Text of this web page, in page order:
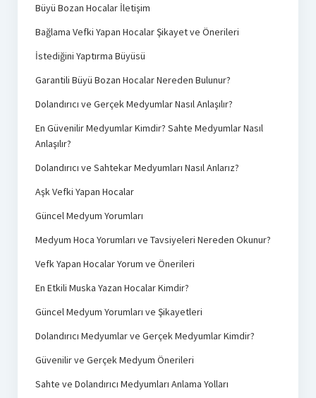
Büyü Bozan Hocalar İletişim
Bağlama Vefki Yapan Hocalar Şikayet ve Önerileri
İstediğini Yaptırma Büyüsü
Garantili Büyü Bozan Hocalar Nereden Bulunur?
Dolandırıcı ve Gerçek Medyumlar Nasıl Anlaşılır?
En Güvenilir Medyumlar Kimdir? Sahte Medyumlar Nasıl
Anlaşılır?
Dolandırıcı ve Sahtekar Medyumları Nasıl Anlarız?
Aşk Vefki Yapan Hocalar
Güncel Medyum Yorumları
Medyum Hoca Yorumları ve Tavsiyeleri Nereden Okunur?
Vefk Yapan Hocalar Yorum ve Önerileri
En Etkili Muska Yazan Hocalar Kimdir?
Güncel Medyum Yorumları ve Şikayetleri
Dolandırıcı Medyumlar ve Gerçek Medyumlar Kimdir?
Güvenilir ve Gerçek Medyum Önerileri
Sahte ve Dolandırıcı Medyumları Anlama Yolları